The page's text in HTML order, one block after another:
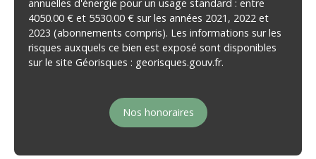
annuelles d'énergie pour un usage standard : entre
4050.00 € et 5530.00 € sur les années 2021, 2022 et
2023 (abonnements compris). Les informations sur les
risques auxquels ce bien est exposé sont disponibles
sur le site Géorisques : georisques.gouv.fr.
Nos honoraires